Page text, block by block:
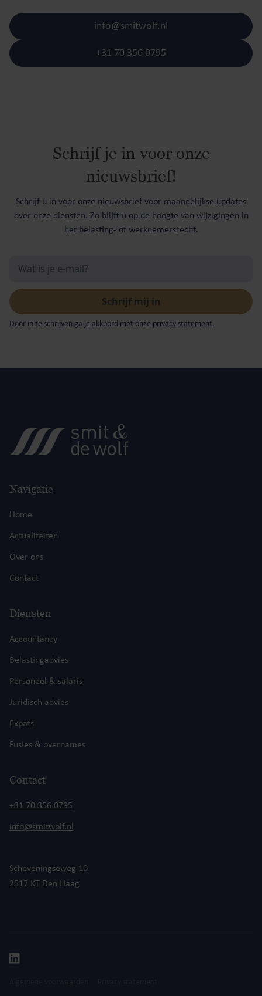
+31 70 356 0795
info@smitwolf.nl
Schrijf je in voor onze
nieuwsbrief!
Schrijf u in voor onze nieuwsbrief voor maandelijkse updates
over onze diensten. Zo blijft u op de hoogte van wijzigingen in
het belasting- of werknemersrecht.
Door in te schrijven ga je akkoord met onze privacy statement.
Navigatie
Home
Actualiteiten
Over ons
Contact
Diensten
Accountancy
Belastingadvies
Personeel & salaris
Juridisch advies
Expats
Fusies & overnames
Contact
+31 70 356 0795
info@smitwolf.nl
Scheveningseweg 10
2517 KT Den Haag